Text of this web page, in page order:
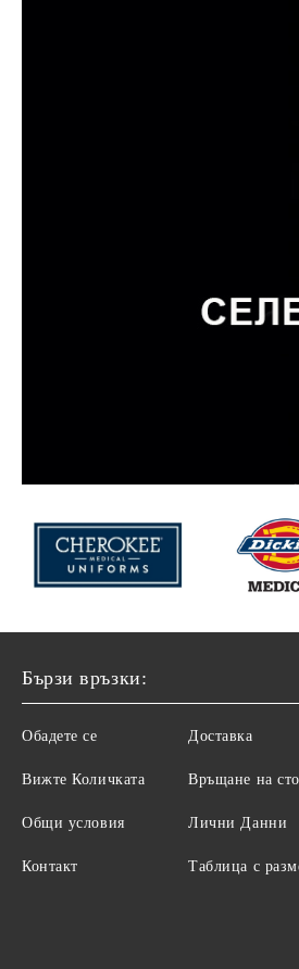
Бързи връзки:
Обадете се
Вижте Количката
Общи условия
Контакт
Доставка
Връщане на
Лични Данни
Таблица с